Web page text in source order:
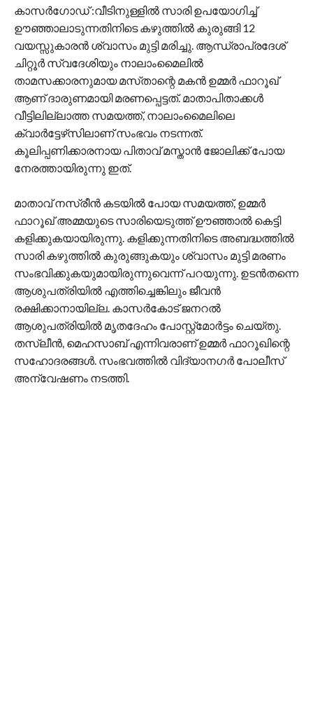
കാസർഗോഡ് :വീടിനുള്ളിൽ സാരി ഉപയോഗിച്ച്
ഊഞ്ഞാലാടുന്നതിനിടെ കഴുത്തിൽ കുരുങ്ങി 12
വയസ്സുകാരൻ ശ്വാസം മുട്ടി മരിച്ചു. ആന്ധ്രാപ്രദേശ്
ചിറ്റൂർ സ്വദേശിയും നാലാംമൈലിൽ
താമസക്കാരനുമായ മസ്‌താന്റെ മകൻ ഉമ്മർ ഫാറൂഖ്
ആണ് ദാരുണമായി മരണപ്പെട്ടത്. മാതാപിതാക്കൾ
വീട്ടിലില്ലാത്ത സമയത്ത്, നാലാംമൈലിലെ
ക്വാർട്ടേഴ്‌സിലാണ് സംഭവം നടന്നത്.
കൂലിപ്പണിക്കാരനായ പിതാവ് മസ്ത‌ാൻ ജോലിക്ക് പോയ
നേരത്തായിരുന്നു ഇത്.
മാതാവ് നസ്രീൻ കടയിൽ പോയ സമയത്ത്, ഉമ്മർ
ഫാറൂഖ് അമ്മയുടെ സാരിയെടുത്ത് ഊഞ്ഞാൽ കെട്ടി
കളിക്കുകയായിരുന്നു. കളിക്കുന്നതിനിടെ അബദ്ധത്തിൽ
സാരി കഴുത്തിൽ കുരുങ്ങുകയും ശ്വാസം മുട്ടി മരണം
സംഭവിക്കുകയുമായിരുന്നുവെന്ന് പറയുന്നു. ഉടൻതന്നെ
ആശുപത്രിയിൽ എത്തിച്ചെങ്കിലും ജീവൻ
രക്ഷിക്കാനായില്ല. കാസർകോട് ജനറൽ
ആശുപത്രിയിൽ മൃതദേഹം പോസ്റ്റ്മോർട്ടം ചെയ്തു‌.
തസ്ലീൻ, മെഹസാബ് എന്നിവരാണ് ഉമ്മർ ഫാറൂഖിന്റെ
സഹോദരങ്ങൾ. സംഭവത്തിൽ വിദ്യാനഗർ പോലീസ്
അന്വേഷണം നടത്തി.